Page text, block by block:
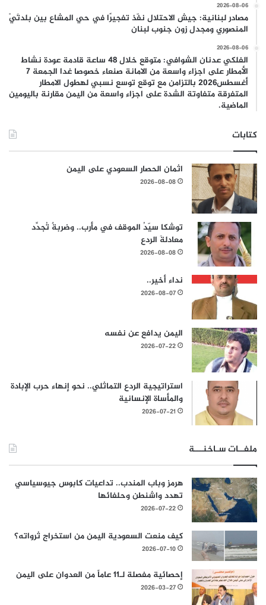
2026-08-06
مصادر لبنانية: جيش الاحتلال نفّذ تفجيرًا في حي المشاع بين بلدتَيْ
المنصوري ومجدل زون جنوب لبنان
2026-08-06
الفلكي عدنان الشوافي: متوقع خلال 48 ساعة قادمة عودة نشاط
الأمطار على اجزاء واسعة من الامانة صنعاء خصوصا غدا الجمعة 7
أغسطس2026 بالتزامن مع توقع توسع نسبي لهطول الامطار
المتفرقة متفاوتة الشدة على اجزاء واسعة من اليمن مقارنة باليومين
الماضية.
كتابات
اثمان الحصار السعودي على اليمن
2026-08-08
توشكا سيّدُ الموقف في مأرب.. وضربةٌ تُجدِّد
معادلةَ الردع
2026-08-08
نداء أخير..
2026-08-07
اليمن يدافع عن نفسه
2026-07-22
استراتيجية الردع التماثلي.. نحو إنهاء حرب الإبادة
والمأساة الإنسانية
2026-07-21
ملفــات سـاخنـــة
هرمز وباب المندب.. تداعيات كابوس جيوسياسي
تهدد واشنطن وحلفائها
2026-07-22
كيف منعت السعودية اليمن من استخراج ثرواته؟
2026-07-10
إحصائية مفصلة لـ11 عاماً من العدوان على اليمن
2026-03-27